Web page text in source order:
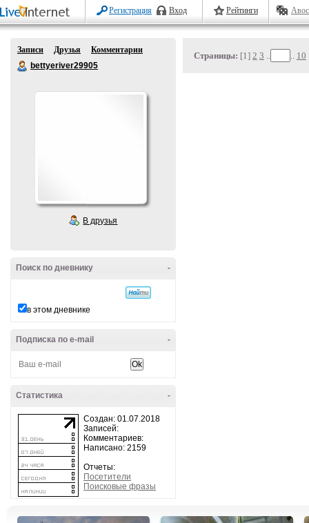
Регистрация Вход Рейтинги
Записи Друзья
Комментарии
bettyeriver29905
В друзья
-
Поиск по дневнику
в этом дневнике
-
Подписка по e-mail
-
Статистика
Создан: 01.07.2018
Записей:
Комментариев:
Написано: 2159
Отчеты:
Посетители
Поисковые фразы
Страницы: [1] 2 3 .. .. 10